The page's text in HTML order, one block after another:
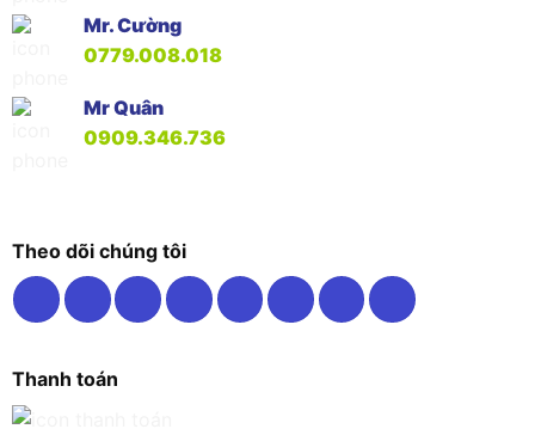
Mr. Cường
0779.008.018
Mr Quân
0909.346.736
Theo dõi chúng tôi
Thanh toán